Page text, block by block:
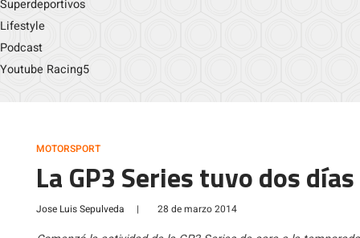
Superdeportivos
Lifestyle
Podcast
Youtube Racing5
MOTORSPORT
La GP3 Series tuvo dos
Jose Luis Sepulveda | 28 de marzo 2014